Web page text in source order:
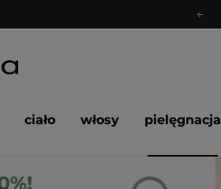
ciało włosy pielęgnacja